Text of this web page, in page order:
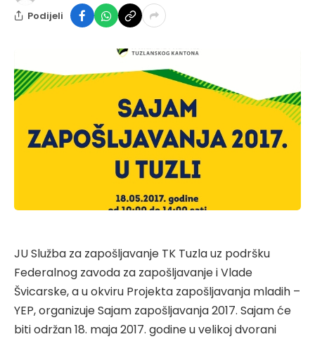
Podijeli
JU Služba za zapošljavanje TK Tuzla uz podršku
Federalnog zavoda za zapošljavanje i Vlade
Švicarske, a u okviru Projekta zapošljavanja mladih –
YEP, organizuje Sajam zapošljavanja 2017. Sajam će
biti održan 18. maja 2017. godine u velikoj dvorani